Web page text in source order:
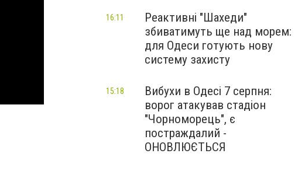
Реактивні "Шахеди"
збиватимуть ще над морем:
для Одеси готують нову
систему захисту
16:11
Вибухи в Одесі 7 серпня:
ворог атакував стадіон
"Чорноморець", є
постраждалий -
ОНОВЛЮЄТЬСЯ
15:18